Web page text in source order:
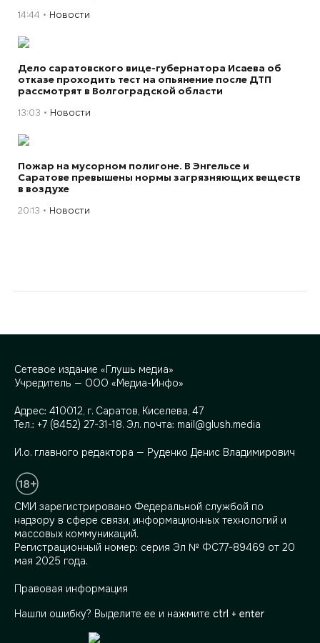
14:44 Новости
Дело саратовского вице-губернатора Исаева об
отказе проходить тест на опьянение после ДТП
рассмотрят в Волгоградской области
13:03 Новости
Пожар на мусорном полигоне. В Энгельсе и
Саратове превышены нормы загрязняющих веществ
в воздухе
20:13 Новости
Сетевое издание «Глушь медиа»
Учредитель — ООО «Медиа-Инфо»
Адрес: 410012, г. Саратов, Киселева, 47
Тел.: +7 (8452) 27-31-18. Эл. почта: mail@glush.media
И.о. главного редактора — Руденко Денис Владимирович
СМИ зарегистрировано Федеральной службой по
надзору в сфере связи, информационных технологий и
массовых коммуникаций.
Регистрационный номер: серия Эл № ФС77-89469 от 20
мая 2025 года.
Правовая информация
Нашли ошибку? Выделите ее и нажмите ctrl + enter